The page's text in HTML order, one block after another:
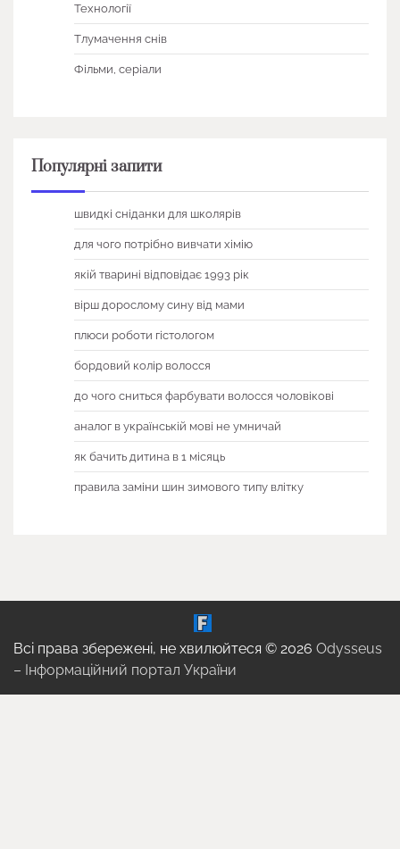
Технології
Тлумачення снів
Фільми, серіали
Популярні запити
швидкі сніданки для школярів
для чого потрібно вивчати хімію
якій тварині відповідає 1993 рік
вірш дорослому сину від мами
плюси роботи гістологом
бордовий колір волосся
до чого сниться фарбувати волосся чоловікові
аналог в українській мові не умничай
як бачить дитина в 1 місяць
правила заміни шин зимового типу влітку
Всі права збережені, не хвилюйтеся © 2026 Odysseus
– Інформаційний портал України